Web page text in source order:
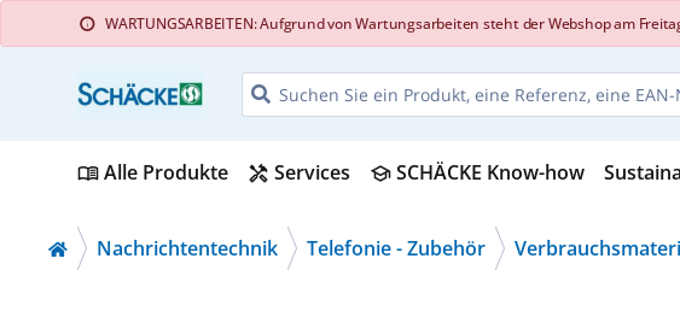
info WARTUNGSARBEITEN: Aufgrund von Wartungsarbeiten steht der Webshop am
menu_bookAlle Produkte handyman Services schoolSCHÄCKE Know-how
Nachrichtentechnik Telefonie - Zubehör